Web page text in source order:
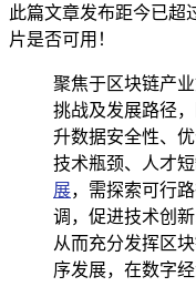
此篇文章发布距今已超
片是否可用！
聚焦于区块链产
挑战及发展路径
升数据安全性、
技术瓶颈、人才
展，需探索可行
调，促进技术创
从而充分发挥区
序发展，在数字